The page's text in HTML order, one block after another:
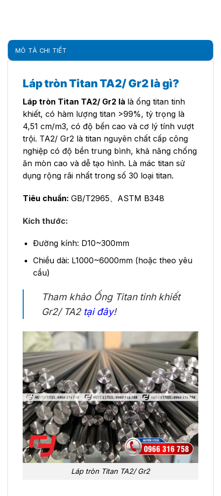
MÔ TẢ CHI TIẾT
Láp tròn Titan TA2/ Gr2 là gì?
Láp tròn Titan TA2/ Gr2 là là ống titan tinh
khiết, có hàm lượng titan >99%, tỷ trọng là
4,51 cm/m3, có độ bền cao và cơ lý tính vượt
trội. TA2/ Gr2 là titan nguyên chất cấp công
nghiệp có độ bền trung bình, khả năng chống
ăn mòn cao và dễ tạo hình. Là mác titan sử
dụng rộng rãi nhất trong số 30 loại titan.
Tiêu chuẩn: GB/T2965、ASTM B348
Kích thước:
Đường kính: D10~300mm
Chiều dài: L1000~6000mm (hoặc theo yêu
cầu)
Tham khảo Ống Titan tinh khiết
Gr2/ TA2 tại đây!
Láp tròn Titan TA2/ Gr2